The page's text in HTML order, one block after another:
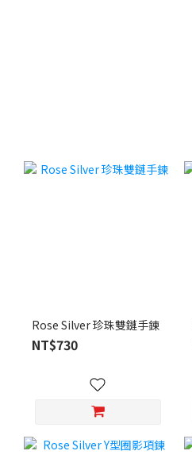
Rose Silver 珍珠雙鏈手鍊
NT$730